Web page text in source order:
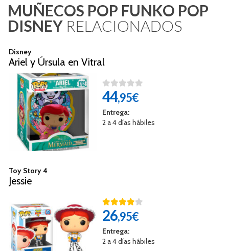
MUÑECOS POP FUNKO POP
DISNEY RELACIONADOS
Disney
Ariel y Úrsula en Vitral
44,95€
Entrega:
2 a 4 días hábiles
Toy Story 4
Jessie
26,95€
Entrega:
2 a 4 días hábiles